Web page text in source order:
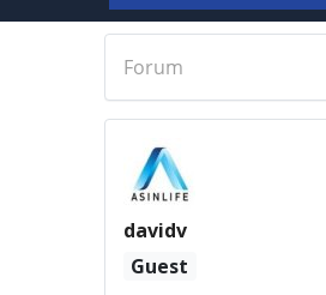
Forum
davidv
Guest